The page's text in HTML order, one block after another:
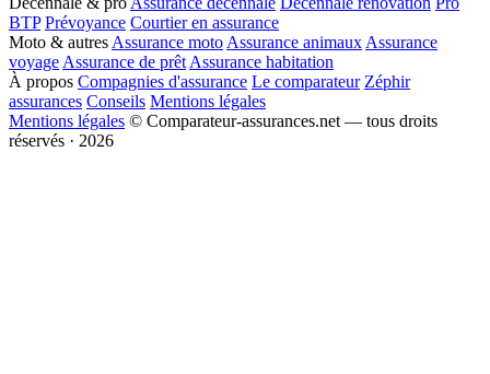
BTP Prévoyance Courtier en assurance
Moto & autres Assurance moto Assurance animaux Assurance
voyage Assurance de prêt Assurance habitation
À propos Compagnies d'assurance Le comparateur Zéphir
assurances Conseils Mentions légales
Mentions légales © Comparateur-assurances.net — tous droits
réservés · 2026